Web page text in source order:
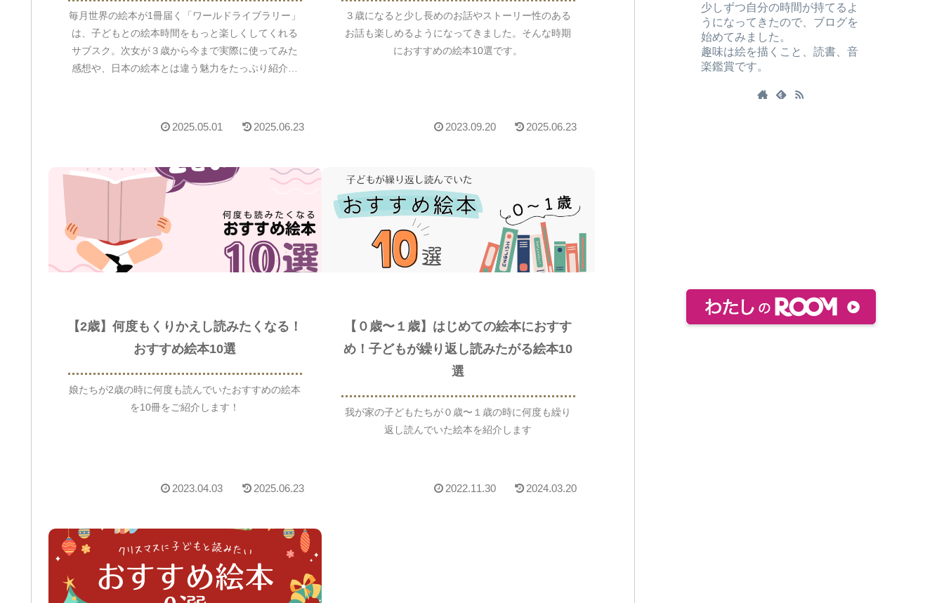
毎月世界の絵本が1冊届く「ワールドライブラリー」
は、子どもとの絵本時間をもっと楽しくしてくれる
サブスク。次女が３歳から今まで実際に使ってみた
感想や、日本の絵本とは違う魅力をたっぷり紹介し
2025.05.01 2025.06.23
３歳になると少し長めのお話やストーリー性のある
お話も楽しめるようになってきました。そんな時期
におすすめの絵本10選です。
2023.09.20 2025.06.23
【2歳】何度もくりかえし読みたくなる！
おすすめ絵本10選
娘たちが2歳の時に何度も読んでいたおすすめの絵本
を10冊をご紹介します！
2023.04.03 2025.06.23
【０歳〜１歳】はじめての絵本におすす
め！子どもが繰り返し読みたがる絵本10
選
我が家の子どもたちが０歳〜１歳の時に何度も繰り
返し読んでいた絵本を紹介します
2022.11.30 2024.03.20
少しずつ自分の時間が持てるよ
うになってきたので、ブログを
始めてみました。
趣味は絵を描くこと、読書、音
楽鑑賞です。